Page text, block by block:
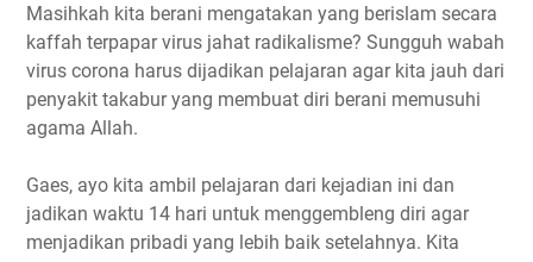
Masihkah kita berani mengatakan yang berislam secara
kaffah terpapar virus jahat radikalisme? Sungguh wabah
virus corona harus dijadikan pelajaran agar kita jauh dari
penyakit takabur yang membuat diri berani memusuhi
agama Allah.
Gaes, ayo kita ambil pelajaran dari kejadian ini dan
jadikan waktu 14 hari untuk menggembleng diri agar
menjadikan pribadi yang lebih baik setelahnya. Kita